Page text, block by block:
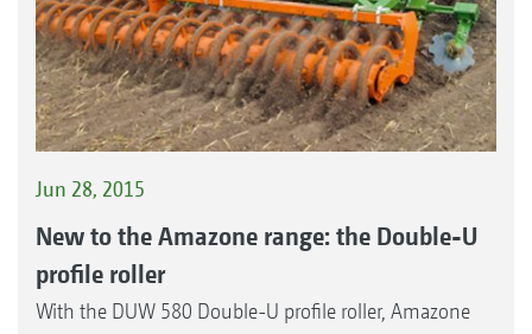
Jun 28, 2015
New to the Amazone range: the Double-U
profile roller
With the DUW 580 Double-U profile roller, Amazone